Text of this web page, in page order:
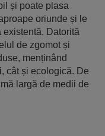
și poate plasa
oriunde și le
existentă. Datorită
de zgomot și
menținând
cât și ecologică. De
largă de medii de